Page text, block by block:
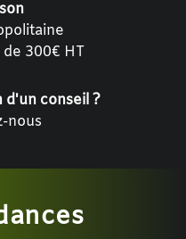
300€ HT
d'un conseil ?
nous